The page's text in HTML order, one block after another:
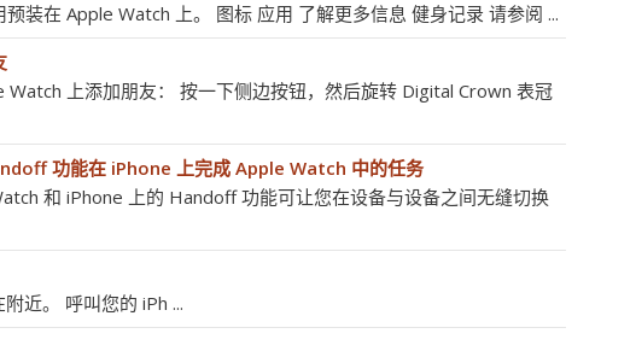
预装在 Apple Watch 上。 图标 应用 了解更多信息 健身记录 请参阅 ...
Watch 上添加朋友： 按一下侧边按钮，然后旋转 Digital Crown 表冠
功能在 iPhone 上完成 Apple Watch 中的任务
和 iPhone 上的 Handoff 功能可让您在设备与设备之间无缝切换
近。 呼叫您的 iPh ...